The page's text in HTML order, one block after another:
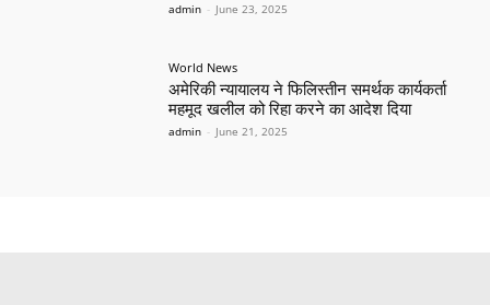
admin - June 23, 2025
World News
अमेरिकी न्यायालय ने फिलिस्तीन समर्थक कार्यकर्ता
महमूद खलील को रिहा करने का आदेश दिया
admin - June 21, 2025